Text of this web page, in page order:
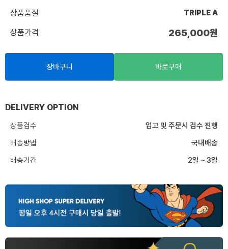
상품품질 TRIPLE A
상품가격 265,000원
장바구니 바로구매
DELIVERY OPTION
상품검수
입고 및 주문시 검수 진행
배송방법
국내배송
배송기간
2일 ~ 3일